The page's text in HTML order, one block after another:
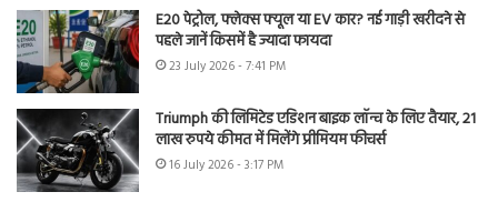
E20 पेट्रोल, फ्लेक्स फ्यूल या EV कार? नई गाड़ी खरीदने से
पहले जानें किसमें है ज्यादा फायदा
23 July 2026 - 7:41 PM
Triumph की लिमिटेड एडिशन बाइक लॉन्च के लिए तैयार, 21
लाख रुपये कीमत में मिलेंगे प्रीमियम फीचर्स
16 July 2026 - 3:17 PM